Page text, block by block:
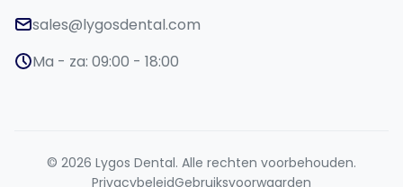
sales@lygosdental.com
Ma - za: 09:00 - 18:00
© 2026 Lygos Dental. Alle rechten voorbehouden.
PrivacybeleidGebruiksvoorwaarden